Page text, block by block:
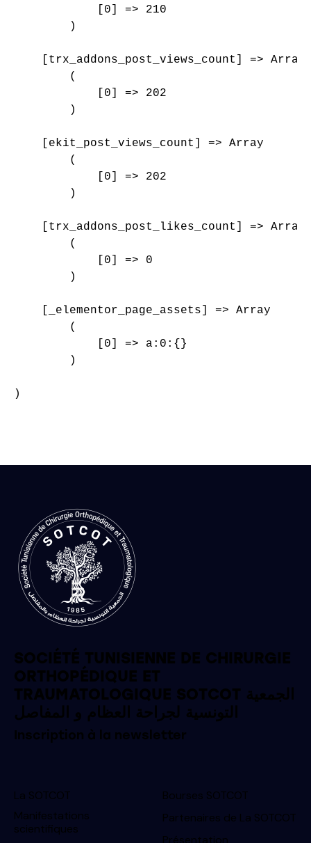
            [0] => 210
        )
    [trx_addons_post_views_count] => Array
        (
            [0] => 202
        )
    [ekit_post_views_count] => Array
        (
            [0] => 202
        )
    [trx_addons_post_likes_count] => Array
        (
            [0] => 0
        )
    [_elementor_page_assets] => Array
        (
            [0] => a:0:{}
        )
)
SOCIÉTÉ TUNISIENNE DE CHIRURGIE
ORTHOPÉDIQUE ET
TRAUMATOLOGIQUE SOTCOT الجمعية
التونسية لجراحة العظام و المفاصل
Inscription à la newsletter
La SOTCOT
Manifestations
scientifiques
Bourses SOTCOT
Partenaires de La SOTCOT
Présentation